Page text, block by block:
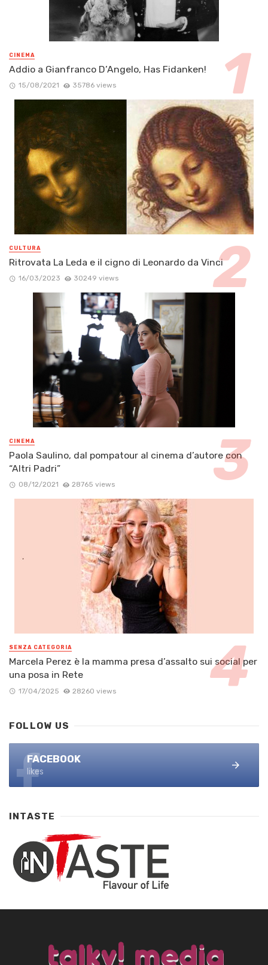
CINEMA
Addio a Gianfranco D’Angelo, Has Fidanken!
15/08/2021 35786 views
CULTURA
Ritrovata La Leda e il cigno di Leonardo da Vinci
16/03/2023 30249 views
CINEMA
Paola Saulino, dal pompatour al cinema d’autore con
“Altri Padri”
08/12/2021 28765 views
SENZA CATEGORIA
Marcela Perez è la mamma presa d’assalto sui social per
una posa in Rete
17/04/2025 28260 views
FOLLOW US
FACEBOOK
likes
INTASTE